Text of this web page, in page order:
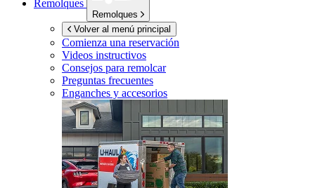
Remolques
Remolques
Volver al menú principal
Comienza una reservación
Videos instructivos
Consejos para remolcar
Preguntas frecuentes
Enganches y accesorios